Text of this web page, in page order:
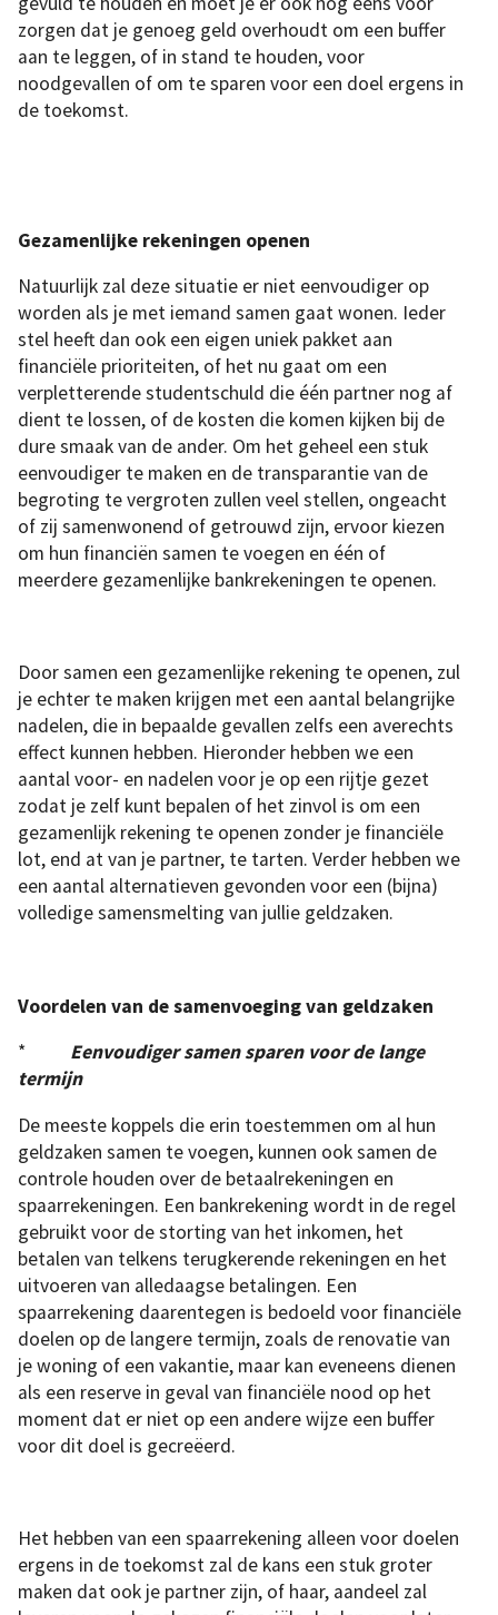
zorgen dat je genoeg geld overhoudt om een buffer
aan te leggen, of in stand te houden, voor
noodgevallen of om te sparen voor een doel ergens in
de toekomst.
Gezamenlijke rekeningen openen
Natuurlijk zal deze situatie er niet eenvoudiger op
worden als je met iemand samen gaat wonen. Ieder
stel heeft dan ook een eigen uniek pakket aan
financiële prioriteiten, of het nu gaat om een
verpletterende studentschuld die één partner nog af
dient te lossen, of de kosten die komen kijken bij de
dure smaak van de ander. Om het geheel een stuk
eenvoudiger te maken en de transparantie van de
begroting te vergroten zullen veel stellen, ongeacht
of zij samenwonend of getrouwd zijn, ervoor kiezen
om hun financiën samen te voegen en één of
meerdere gezamenlijke bankrekeningen te openen.
Door samen een gezamenlijke rekening te openen, zul
je echter te maken krijgen met een aantal belangrijke
nadelen, die in bepaalde gevallen zelfs een averechts
effect kunnen hebben. Hieronder hebben we een
aantal voor- en nadelen voor je op een rijtje gezet
zodat je zelf kunt bepalen of het zinvol is om een
gezamenlijk rekening te openen zonder je financiële
lot, end at van je partner, te tarten. Verder hebben we
een aantal alternatieven gevonden voor een (bijna)
volledige samensmelting van jullie geldzaken.
Voordelen van de samenvoeging van geldzaken
* Eenvoudiger samen sparen voor de lange
termijn
De meeste koppels die erin toestemmen om al hun
geldzaken samen te voegen, kunnen ook samen de
controle houden over de betaalrekeningen en
spaarrekeningen. Een bankrekening wordt in de regel
gebruikt voor de storting van het inkomen, het
betalen van telkens terugkerende rekeningen en het
uitvoeren van alledaagse betalingen. Een
spaarrekening daarentegen is bedoeld voor financiële
doelen op de langere termijn, zoals de renovatie van
je woning of een vakantie, maar kan eveneens dienen
als een reserve in geval van financiële nood op het
moment dat er niet op een andere wijze een buffer
voor dit doel is gecreëerd.
Het hebben van een spaarrekening alleen voor doelen
ergens in de toekomst zal de kans een stuk groter
maken dat ook je partner zijn, of haar, aandeel zal